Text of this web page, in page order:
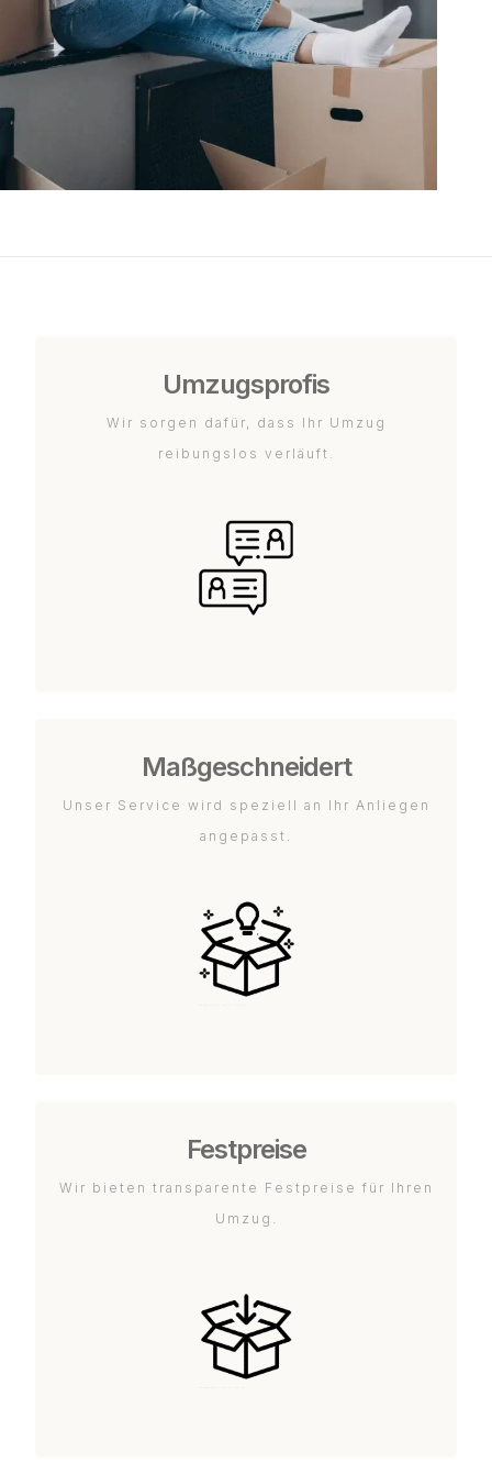
Umzugsprofis
Wir sorgen dafür, dass Ihr Umzug
reibungslos verläuft.
Maßgeschneidert
Unser Service wird speziell an Ihr Anliegen
angepasst.
Festpreise
Wir bieten transparente Festpreise für Ihren
Umzug.